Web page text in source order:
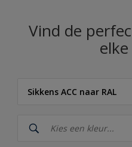
Vind de
Sikkens ACC naar RAL
Sikkens